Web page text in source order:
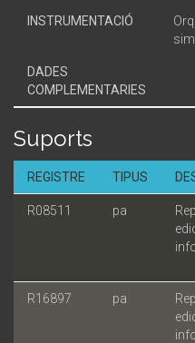
INSTRUMENTACIÓ
DADES
COMPLEMENTARIES
Suports
REGISTRE TIPUS
R08511 pa
R16897 pa